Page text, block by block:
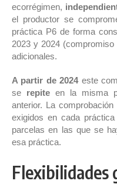
ecorrégimen,
el productor se
práctica P6 de forma
2023 y 2024
adicionales.
A partir de 2024este
se repite en la misma
anterior. La
exigidos en cada
parcelas en las que se
esa práctica.
Flexibilidades